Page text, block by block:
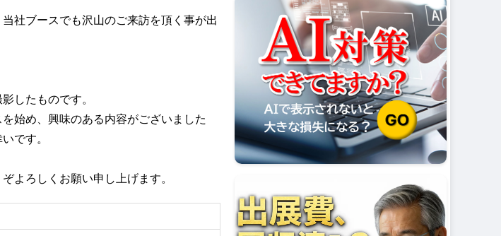
社ブースでも沢山のご来訪を頂く事が出
したものです。
始め、興味のある内容がございました
です。
よろしくお願い申し上げます。